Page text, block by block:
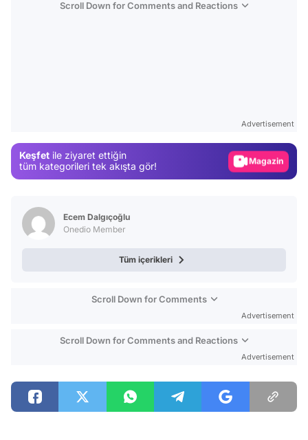
Scroll Down for Comments and Reactions
Advertisement
Keşfet ile ziyaret ettiğin
tüm kategorileri tek akışta gör!
Magazin
Ecem Dalgıçoğlu
Onedio Member
Tüm içerikleri
Scroll Down for Comments
Advertisement
Scroll Down for Comments and Reactions
Advertisement